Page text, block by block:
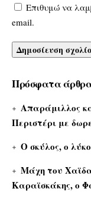
Επιθυμώ να
email.
Πρόσφατα
Απαράμιλλος
Περιστέρι με
Ο σκύλος, ο
Μάχη του
Καραϊσκάκης, ο